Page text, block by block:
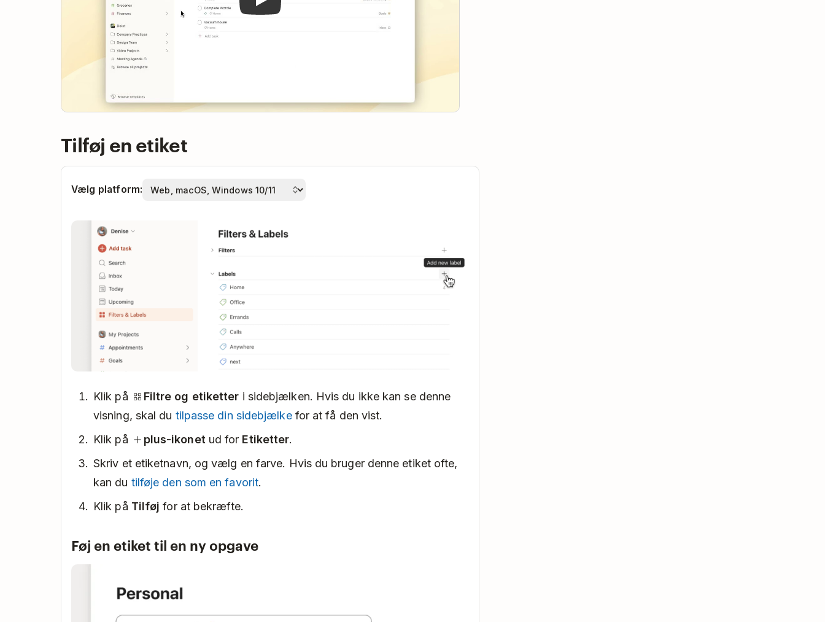
Tilføj en etiket
Vælg platform:
Klik på Filtre og etiketter i sidebjælken. Hvis du ikke kan se denne
visning, skal du tilpasse din sidebjælkefor at få den vist.
Klik på
plus-ikonet ud for Etiketter.
Skriv et etiketnavn, og vælg en farve. Hvis du bruger denne etiket ofte,
kan du tilføje den som en favorit.
Klik på Tilføj for at bekræfte.
Føj en etiket til en ny opgave